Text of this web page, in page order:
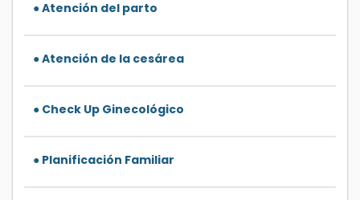
● Atención del parto
● Atención de la cesárea
● Check Up Ginecológico
● Planificación Familiar